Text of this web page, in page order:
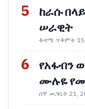
5
ከራሱ
ሠራዊት
ቅዳሜ ጥቅምት
6
የአፋብን
ሙሉዬ
ሰኞ መጋቢት 21,